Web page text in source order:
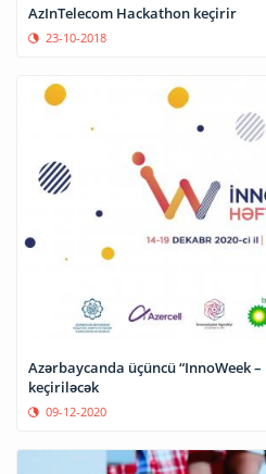
AzInTelecom Hackathon keçirir
23-10-2018
Azərbaycanda üçüncü “InnoWeek
keçiriləcək
09-12-2020